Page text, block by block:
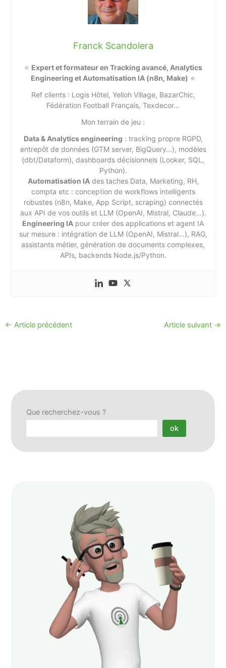
Franck Scandolera
⭐ Expert et formateur en Tracking avancé, Analytics
Engineering et Automatisation IA (n8n, Make) ⭐
Ref clients : Logis Hôtel, Yelloh Village, BazarChic,
Fédération Football Français, Texdecor…
Mon terrain de jeu :
Data & Analytics engineering : tracking propre RGPD,
entrepôt de données (GTM server, BigQuery…), modèles
(dbt/Dataform), dashboards décisionnels (Looker, SQL,
Python).
Automatisation IAdes taches Data, Marketing, RH,
compta etc : conception de workflows intelligents
robustes (n8n, Make, App Script, scraping) connectés
aux API de vos outils et LLM (OpenAI, Mistral, Claude…).
Engineering IA pour créer des applications et agent IA
sur mesure : intégration de LLM (OpenAI, Mistral…), RAG,
assistants métier, génération de documents complexes,
APIs, backends Node.js/Python.
← Article précédent Article suivant →
Que recherchez-vous ?
ok